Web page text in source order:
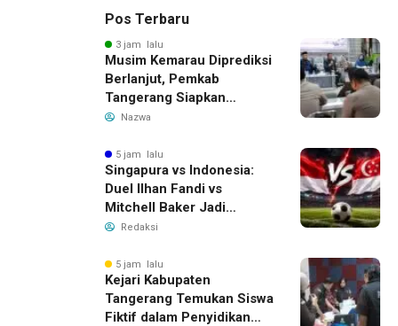
Pos Terbaru
3 jam lalu
Musim Kemarau Diprediksi
Berlanjut, Pemkab
Tangerang Siapkan
Langkah Antisipasi Krisis
Nazwa
5 jam lalu
Singapura vs Indonesia:
Duel Ilhan Fandi vs
Mitchell Baker Jadi
Sorotan di Piala AFF 2026
Redaksi
5 jam lalu
Kejari Kabupaten
Tangerang Temukan Siswa
Fiktif dalam Penyidikan